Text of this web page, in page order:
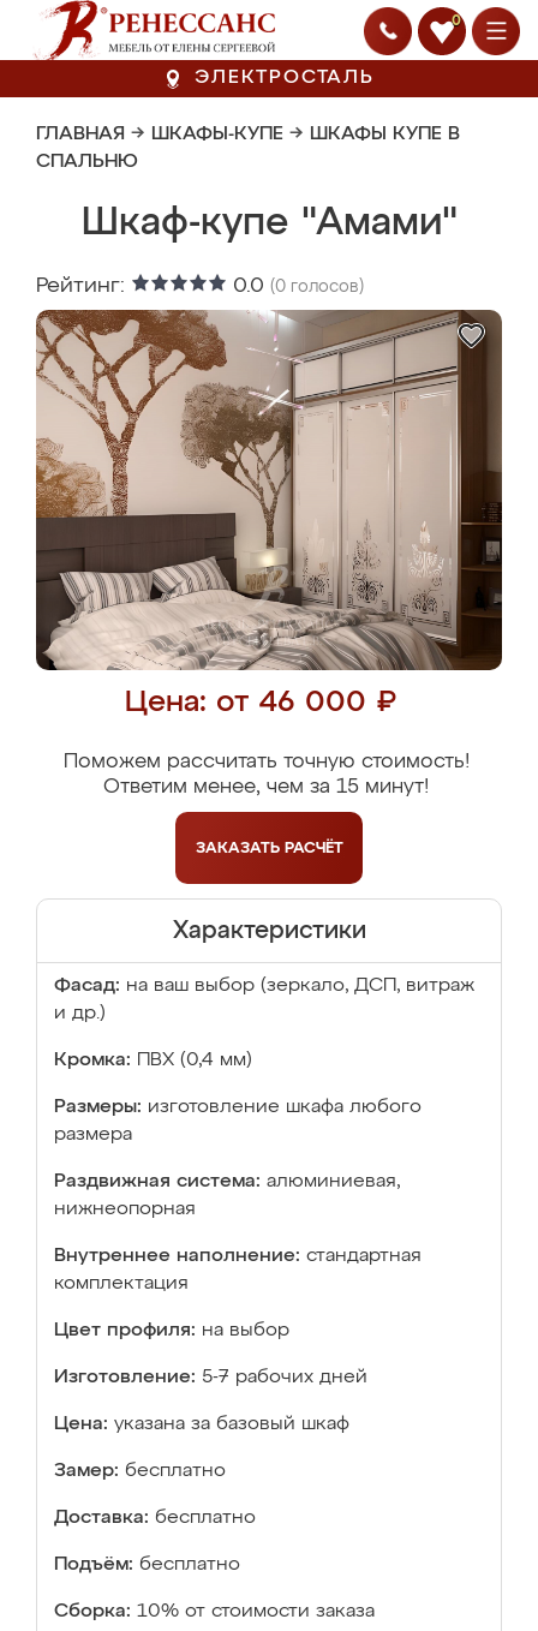
0
ЭЛЕКТРОСТАЛЬ
ГЛАВНАЯ → ШКАФЫ-КУПЕ → ШКАФЫ КУПЕ В
СПАЛЬНЮ
Шкаф-купе "Амами"
Рейтинг: 0.0 (0 голосов)
Цена: от 46 000 ₽
Поможем рассчитать точную стоимость!
Ответим менее, чем за 15 минут!
ЗАКАЗАТЬ РАСЧЁТ
Характеристики
Фасад: на ваш выбор (зеркало, ДСП, витраж
и др.)
Кромка: ПВХ (0,4 мм)
Размеры: изготовление шкафа любого
размера
Раздвижная система: алюминиевая,
нижнеопорная
Внутреннее наполнение: стандартная
комплектация
Цвет профиля: на выбор
Изготовление: 5-7 рабочих дней
Цена: указана за базовый шкаф
Замер: бесплатно
Доставка: бесплатно
Подъём: бесплатно
Сборка: 10% от стоимости заказа